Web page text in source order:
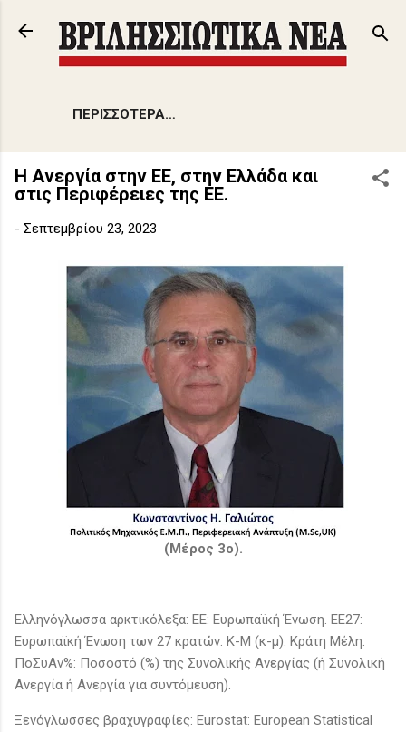
Μετάβαση στο κύριο περιεχόμενο
ΠΕΡΙΣΣΌΤΕΡΑ…
Η Ανεργία στην EE, στην Ελλάδα και
στις Περιφέρειες της ΕΕ.
- Σεπτεμβρίου 23, 2023
(Μέρος 3ο).
Ελληνόγλωσσα αρκτικόλεξα: ΕΕ: Ευρωπαϊκή Ένωση. ΕΕ27:
Ευρωπαϊκή Ένωση των 27 κρατών. Κ-Μ (κ-μ): Κράτη Μέλη.
ΠοΣυΑν%: Ποσοστό (%) της Συνολικής Ανεργίας (ή Συνολική
Ανεργία ή Ανεργία για συντόμευση).
Ξενόγλωσσες βραχυγραφίες: Eurostat: European Statistical